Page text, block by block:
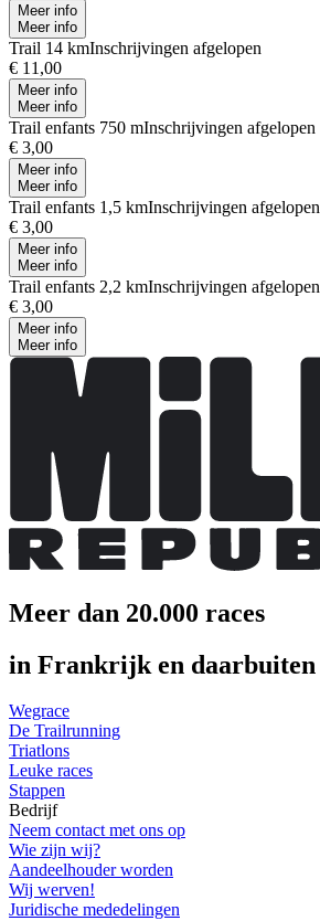
Meer info
Meer info
Trail 14 kmInschrijvingen afgelopen
€ 11,00
Meer info
Meer info
Trail enfants 750 mInschrijvingen afgelopen
€ 3,00
Meer info
Meer info
Trail enfants 1,5 kmInschrijvingen afgelopen
€ 3,00
Meer info
Meer info
Trail enfants 2,2 kmInschrijvingen afgelopen
€ 3,00
Meer info
Meer info
Meer dan 20.000 races
in Frankrijk en daarbuiten
Wegrace
De Trailrunning
Triatlons
Leuke races
Stappen
Bedrijf
Neem contact met ons op
Wie zijn wij?
Aandeelhouder worden
Wij werven!
Juridische mededelingen